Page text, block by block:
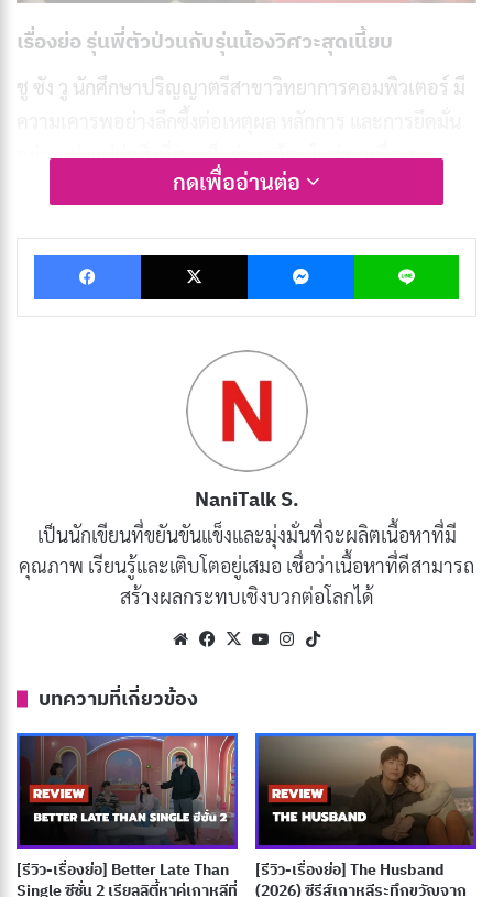
เรื่องย่อ รุ่นพี่ตัวป่วนกับรุ่นน้องวิศวะสุดเนี้ยบ
ชู ซัง วู นักศึกษาปริญญาตรีสาขาวิทยาการคอมพิวเตอร์ มี
อย่างแน่วแน่ต่อสิ่งที่เขาเห็นว่าถูกต้อง ในส่วนหนึ่งของ
หลักสูตรมหาวิทยาลัย เขาพบว่าตัวเองได้รับมอบหมายให้
สมบูรณ์ กลุ่มจะต้องร่วมกันสร้างงานนำเสนอขั้นสุดท้าย
อย่างไรก็ตาม ชูซังวูต้องเผชิญกับสถานการณ์ที่ไม่คาดคิด
เขาพบว่าสมาชิกในกลุ่มของเขาซึ่งเขาไม่รู้จักเลยได้เลือกที่
จะละทิ้งหน้าที่ความรับผิดชอบ ปล่อยให้เขาต้องแบกรับ
ภาระงานทั้งหมดเพียงลำพัง เมื่อเผชิญกับสถานการณ์ที่ไม่
ยุติธรรมนี้ เขาจึงตัดสินใจลบชื่อของพวกเขาออกจาก
โครงการและนำเสนอภายใต้ชื่อของเขาเองแต่เพียงผู้เดียว
โดยที่เขาไม่รู้ตัว การตัดสินใจครั้งนี้ส่งผลกระทบต่อโอกาส
ทางการศึกษาของ Jang Jae Young ซึ่งเป็นนักศึกษารุ่นพี่
วิชาเอกการออกแบบ Jang Jae Young ยืนอยู่ตรงข้ามกับ
Chu Sang Woo โดยมีลักษณะท่าทางที่มีสไตล์ สนุกสนาน
ภายในชุมชนวิทยาลัย จางแจยองเปรียบได้กับซุปเปอร์ส
ตาร์! แต่เมื่อเครดิตอันชอบธรรมของเขาสำหรับโครงการ
ศิลปศาสตร์ถูกขโมยไป แผนการอันทะเยอทะยานของเขาที่
จะศึกษาต่อต่างประเทศก็พังทลายลงในทันใด ด้วยความคับ
ข้องใจของเขา เขาออกตามหาชูซังวูโดยมุ่งมั่นที่จะทำให้
เขาทรมาน อย่างไรก็ตาม เมื่อสถานการณ์บีบให้ทั้งคู่ต้อง
กดเพื่ออ่านต่อ
Facebook X Messenger Line
NaniTalk S.
เป็นนักเขียนที่ขยันขันแข็งและมุ่งมั่นที่จะผลิตเนื้อหาที่มี
คุณภาพ เรียนรู้และเติบโตอยู่เสมอ เชื่อว่าเนื้อหาที่ดีสามารถ
สร้างผลกระทบเชิงบวกต่อโลกได้
WebsiteFacebook
X YouTubeInstagram
บทความที่เกี่ยวข้อง
[รีวิว-เรื่องย่อ] Better Late Than
Single ซีซั่น 2 เรียลลิตี้หาคู่เกาหลีที่
[รีวิว-เรื่องย่อ] The Husband
(2026) ซีรีส์เกาหลีระทึกขวัญจาก